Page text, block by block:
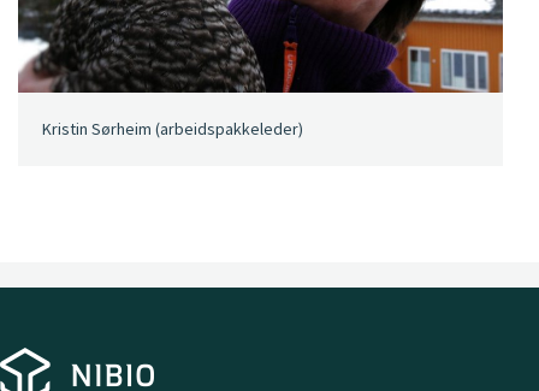
Kristin Sørheim (arbeidspakkeleder)